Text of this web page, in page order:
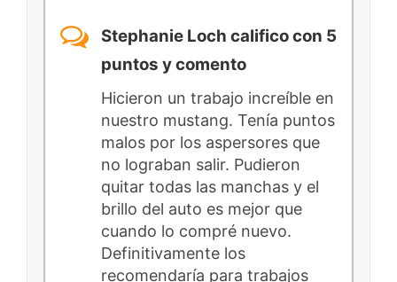
Stephanie Loch califico con 5
puntos y comento
Hicieron un trabajo increíble en
nuestro mustang. Tenía puntos
malos por los aspersores que
no lograban salir. Pudieron
quitar todas las manchas y el
brillo del auto es mejor que
cuando lo compré nuevo.
Definitivamente los
recomendaría para trabajos